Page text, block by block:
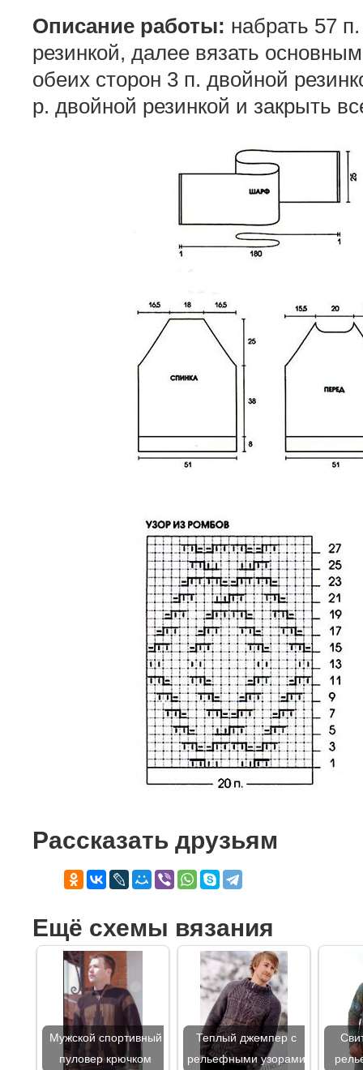
Описание работы: набрать 57
резинкой, далее вязать
обеих сторон 3 п. двойной
р. двойной резинкой и закрыть
Рассказать друзьям
Ещё схемы вязания
Мужской спортивный
пуловер крючком
Теплый джемпер с
рельефными узорами